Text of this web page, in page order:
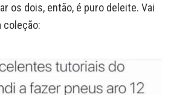
os dois, então, é puro deleite. Vai
coleção: